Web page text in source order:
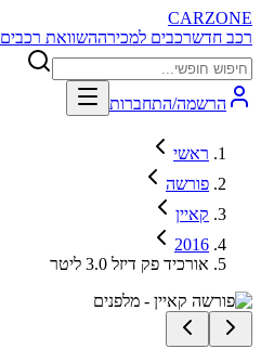
CARZONE
רכב חדשרכבים למכירההשוואת רכבים
הרשמה/התחברות
ראשי
פורשה
קאיין
2016
אורכיד פק דיזל 3.0 ליטר